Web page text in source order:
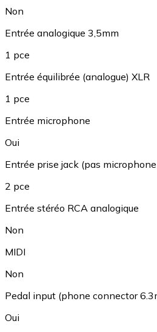
Non
Entrée analogique 3,5mm
1 pce
Entrée équilibrée (analogue) XLR
1 pce
Entrée microphone
Oui
Entrée prise jack (pas
2 pce
Entrée stéréo RCA analogique
Non
MIDI
Non
Pedal input (phone connector
Oui